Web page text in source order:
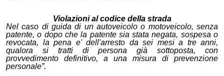
Violazioni al codice della strada
Nel caso di guida di un autoveicolo o motoveicolo, senza
patente, o dopo che la patente sia stata negata, sospesa o
revocata, la pena e' dell'arresto da sei mesi a tre anni,
qualora si tratti di persona già sottoposta, con
provvedimento definitivo, a una misura di prevenzione
personale”.